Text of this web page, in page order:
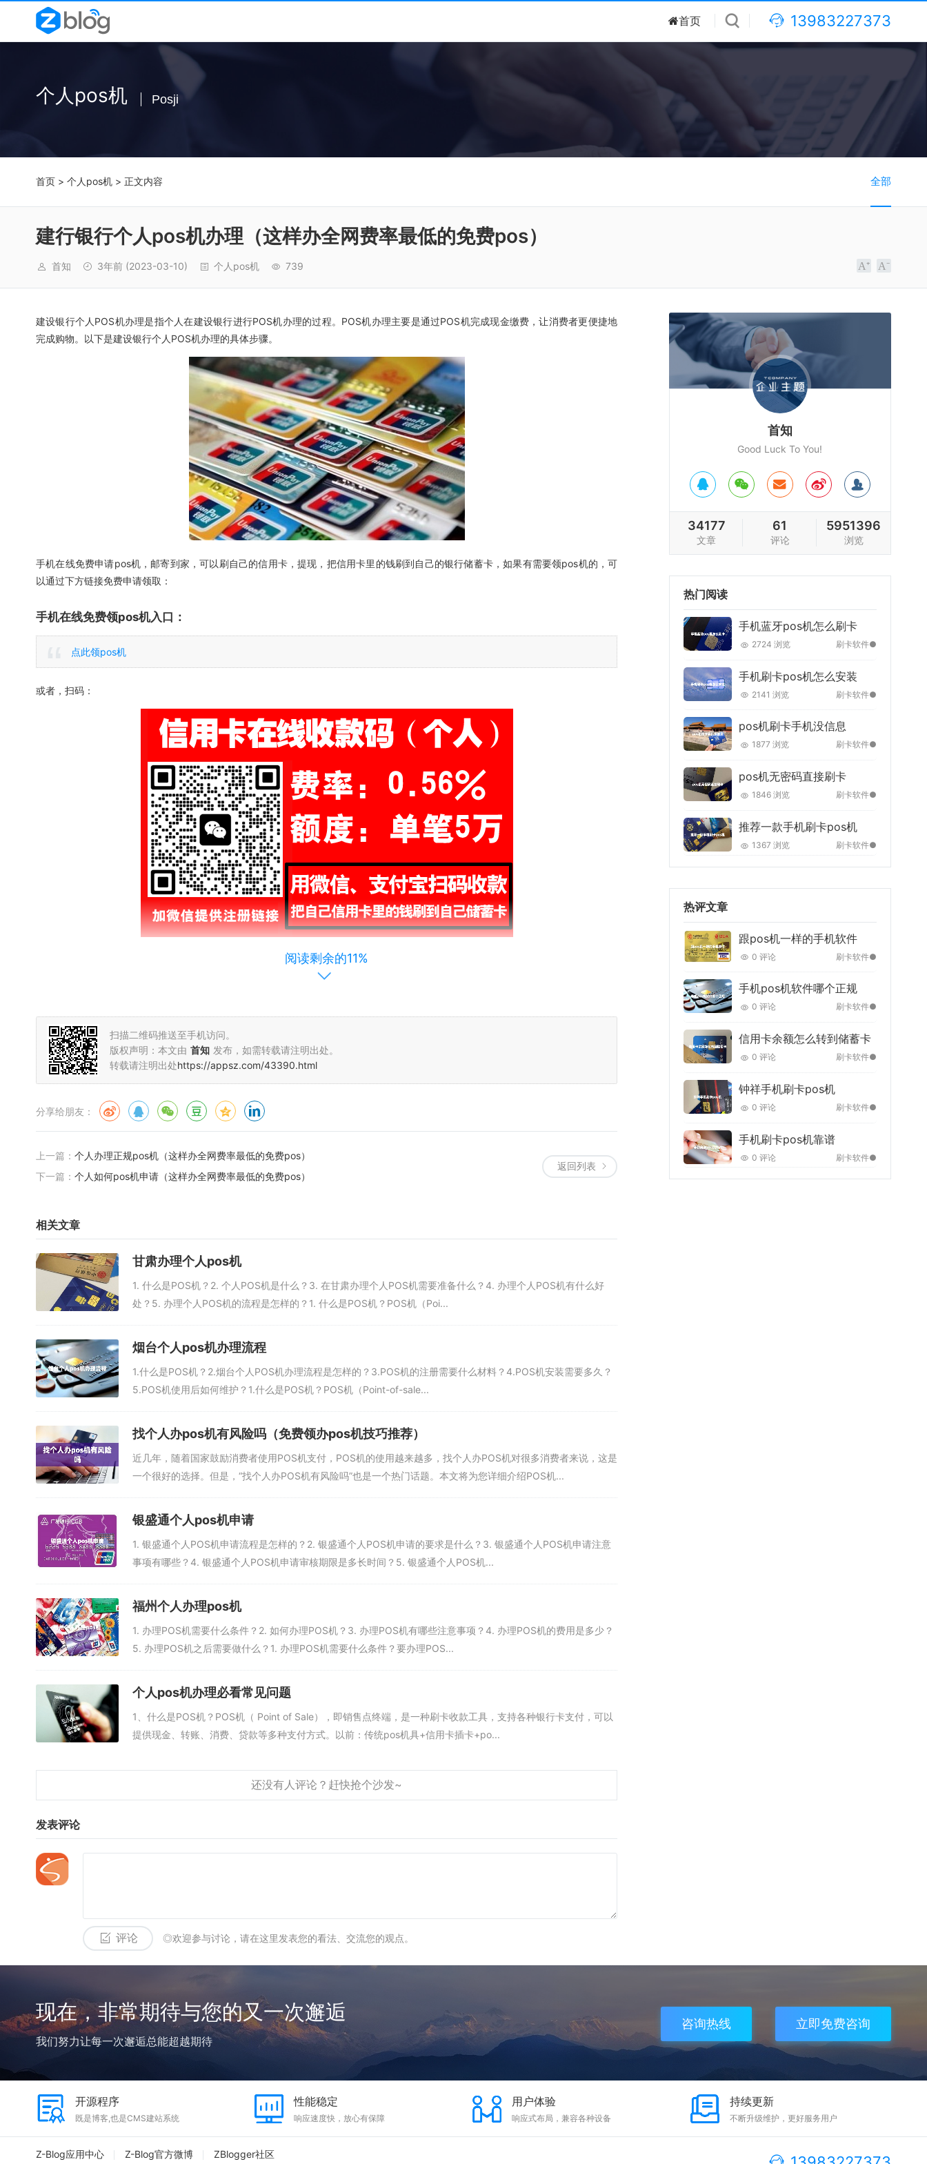
13983227373
首页
个人pos机 Posji
首页 > 个人pos机 > 正文内容 全部
建行银行个人pos机办理（这样办全网费率最低的免费pos）
首知 3年前 (2023-03-10) 个人pos机 739
建设银行个人POS机办理是指个人在建设银行进行POS机办理的过程。POS机办理主要是通过POS机完成现金缴费，让消费者更便捷地
完成购物。以下是建设银行个人POS机办理的具体步骤。
手机在线免费申请pos机，邮寄到家，可以刷自己的信用卡，提现，把信用卡里的钱刷到自己的银行储蓄卡，如果有需要领pos机的，可
以通过下方链接免费申请领取：
手机在线免费领pos机入口：
点此领pos机
或者，扫码：
1.实名认证
在办理POS机之前，消费者需要先进行实名认证，可以在建行官网上进行实名认证。完成实名认证后，可以获得POS机账号和密码，以便
后续使用POS机。
2.签署协议
在办理POS机之前，消费者需要先与建设银行签署POS机协议，以确保双方权利义务的约定。协议中包括POS机的使用费用、维护费用等
条款，消费者需要仔细阅读，确认无误后再签署协议。
3.办理POS机
消费者需要携带本人有效身份证件，到建设银行柜台办理POS机，工作人员会核实消费者的身份信息，并确认协议条款无误，之后即可办
理POS机手续。
办理POS机时，消费者还需要缴纳押金。押金的金额因实际情况而异，一般为500元-1000元不等，消费者需要按要求缴纳押金，以保证
POS机的使用。
办理POS机后，消费者需要和建设银行签发POS机合同，以确保双方权利义务的约定。合同中包括POS机的使用费用、维护费用等条款，
消费者需要仔细阅读，确认无误后再签发合同。
阅读剩余的11%
扫描二维码推送至手机访问。
版权声明：本文由 首知 发布，如需转载请注明出处。
转载请注明出处https://appsz.com/43390.html
分享给朋友：
返回列表
上一篇： 个人办理正规pos机（这样办全网费率最低的免费pos）
下一篇： 个人如何pos机申请（这样办全网费率最低的免费pos）
相关文章
甘肃办理个人pos机
1. 什么是POS机？2. 个人POS机是什么？3. 在甘肃办理个人POS机需要准备什么？4. 办理个人POS机有什么好
处？5. 办理个人POS机的流程是怎样的？1. 什么是POS机？POS机（Poi...
烟台个人pos机办理流程
1.什么是POS机？2.烟台个人POS机办理流程是怎样的？3.POS机的注册需要什么材料？4.POS机安装需要多久？
5.POS机使用后如何维护？1.什么是POS机？POS机（Point-of-sale...
找个人办pos机有风险吗（免费领办pos机技巧推荐）
近几年，随着国家鼓励消费者使用POS机支付，POS机的使用越来越多，找个人办POS机对很多消费者来说，这是
一个很好的选择。但是，“找个人办POS机有风险吗”也是一个热门话题。本文将为您详细介绍POS机...
银盛通个人pos机申请
1. 银盛通个人POS机申请流程是怎样的？2. 银盛通个人POS机申请的要求是什么？3. 银盛通个人POS机申请注意
事项有哪些？4. 银盛通个人POS机申请审核期限是多长时间？5. 银盛通个人POS机...
福州个人办理pos机
1. 办理POS机需要什么条件？2. 如何办理POS机？3. 办理POS机有哪些注意事项？4. 办理POS机的费用是多少？
5. 办理POS机之后需要做什么？1. 办理POS机需要什么条件？要办理POS...
个人pos机办理必看常见问题
1、什么是POS机？POS机（ Point of Sale），即销售点终端，是一种刷卡收款工具，支持各种银行卡支付，可以
提供现金、转账、消费、贷款等多种支付方式。以前：传统pos机具+信用卡插卡+po...
发表评论
评论 ◎欢迎参与讨论，请在这里发表您的看法、交流您的观点。
首知
Good Luck To You!
34177
文章
61
评论
5951396
浏览
热门阅读
手机蓝牙pos机怎么刷卡
2724 浏览 刷卡软件●
手机刷卡pos机怎么安装
2141 浏览 刷卡软件●
pos机刷卡手机没信息
1877 浏览 刷卡软件●
pos机无密码直接刷卡
1846 浏览 刷卡软件●
推荐一款手机刷卡pos机
1367 浏览 刷卡软件●
热评文章
跟pos机一样的手机软件
0 评论 刷卡软件●
手机pos机软件哪个正规
0 评论 刷卡软件●
信用卡余额怎么转到储蓄卡
0 评论 刷卡软件●
钟祥手机刷卡pos机
0 评论 刷卡软件●
手机刷卡pos机靠谱
0 评论 刷卡软件●
现在，非常期待与您的又一次邂逅
我们努力让每一次邂逅总能超越期待
咨询热线 立即免费咨询
开源程序
既是博客,也是CMS建站系统
性能稳定
响应速度快，放心有保障
用户体验
响应式布局，兼容各种设备
持续更新
不断升级维护，更好服务用户
Z-Blog应用中心 Z-Blog官方微博 ZBlogger社区